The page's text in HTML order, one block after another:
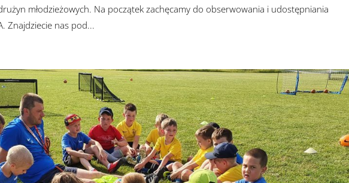
młodzieżowych. Na początek zachęcamy do obserwowania i udostępniania
Znajdziecie nas pod...